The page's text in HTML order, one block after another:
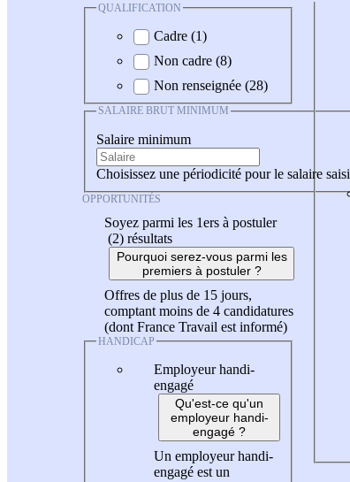
QUALIFICATION
Cadre (1)
Non cadre (8)
Non renseignée (28)
SALAIRE BRUT MINIMUM
Salaire minimum
Choisissez une périodicité pour le salaire saisi
OPPORTUNITÉS
Soyez parmi les 1ers à postuler
(2) résultats
Pourquoi serez-vous parmi les
premiers à postuler ?
Offres de plus de 15 jours,
comptant moins de 4 candidatures
(dont France Travail est informé)
HANDICAP
Employeur handi-
engagé
Qu'est-ce qu'un
employeur handi-
engagé ?
Un employeur handi-
engagé est un